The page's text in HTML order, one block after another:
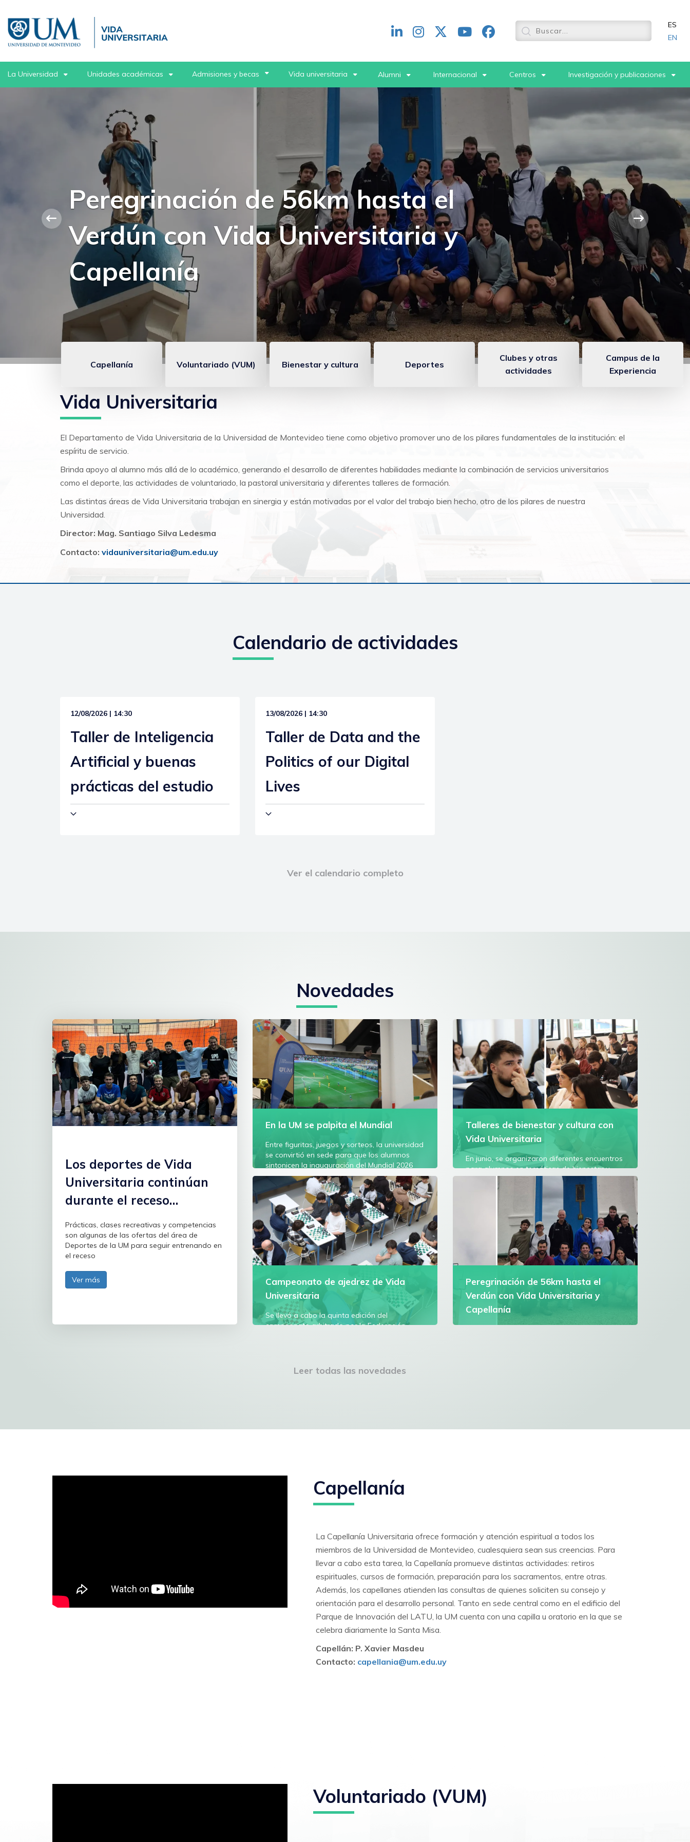
contenido
principal
Redes
header
ES
EN
La Universidad Unidades académicas Admisiones y becas Vida universitaria Alumni Internacional Centros Investigación y publicaciones
Con el frío comenzó la 10° edición
de “Ollas” de Vida Universitaria
Capellanía Voluntariado (VUM) Bienestar y cultura Deportes
Clubes y otras
actividades
Campus de la
Experiencia
Vida Universitaria
El Departamento de Vida Universitaria de la Universidad de Montevideo tiene como objetivo promover uno de los pilares fundamentales de la institución: el
espíritu de servicio.
Brinda apoyo al alumno más allá de lo académico, generando el desarrollo de diferentes habilidades mediante la combinación de servicios universitarios
como el deporte, las actividades de voluntariado, la pastoral universitaria y diferentes talleres de formación.
Las distintas áreas de Vida Universitaria trabajan en sinergia y están motivadas porel valor del trabajo bien hecho, otro de los pilares de nuestra
Universidad.
Director: Mag. Santiago Silva Ledesma
Contacto: vidauniversitaria@um.edu.uy
Calendario de actividades
12/08/2026 | 14:30
Taller de Inteligencia
Artificial y buenas
prácticas del estudio
13/08/2026 | 14:30
Taller de Data and the
Politics of our Digital
Lives
Ver el calendario completo
Novedades
Los deportes de Vida
Universitaria continúan
durante el receso
académico
Prácticas, clases recreativas y competencias
son algunas de las ofertas del área de
Deportes de la UM para seguir entrenando en
el receso
Ver más
En la UM se palpita el Mundial
Entre figuritas, juegos y sorteos, la universidad
se convirtió en sede para que los alumnos
sintonicen la inauguración del Mundial 2026
Ver más
Talleres de bienestar y cultura con
Vida Universitaria
En junio, se organizaron diferentes encuentros
para alumnos en temáticas de bienestar y
política actual
Campeonato de ajedrez de Vida
Universitaria
Se llevó a cabo la quinta edición del
campeonato arbitrado por la Federación
Peregrinación de 56km hasta el
Verdún con Vida Universitaria y
Capellanía
Leer todas las novedades
Capellanía
La Capellanía Universitaria ofrece formación y atención espiritual a todos los
miembros de la Universidad de Montevideo, cualesquiera sean sus creencias. Para
llevar a cabo esta tarea, la Capellanía promueve distintas actividades: retiros
espirituales, cursos de formación, preparación para los sacramentos, entre otras.
Además, los capellanes atienden las consultas de quienes soliciten su consejo y
orientación para el desarrollo personal. Tanto en sede central como en el edificio del
Parque de Innovación del LATU, la UM cuenta con una capilla u oratorio en la que se
celebra diariamente la Santa Misa.
Capellán: P. Xavier Masdeu
Contacto: capellania@um.edu.uy
Voluntariado (VUM)